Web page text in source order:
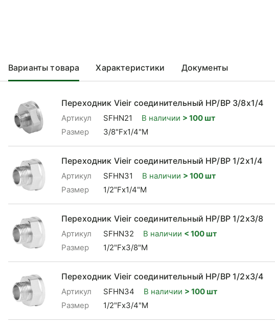
Варианты товара Характеристики Документы
Переходник Vieir соединительный НР/ВР 3/8x1/4
Артикул SFHN21 В наличии > 100 шт
Размер
3/8"Fx1/4"М
Переходник Vieir соединительный НР/ВР 1/2x1/4
Артикул SFHN31 В наличии > 100 шт
Размер
1/2"Fx1/4"М
Переходник Vieir соединительный НР/ВР 1/2x3/8
Артикул SFHN32 В наличии < 100 шт
Размер
1/2"Fx3/8"М
Переходник Vieir соединительный НР/ВР 1/2x3/4
Артикул SFHN34 В наличии > 100 шт
Размер
1/2"Fx3/4"М